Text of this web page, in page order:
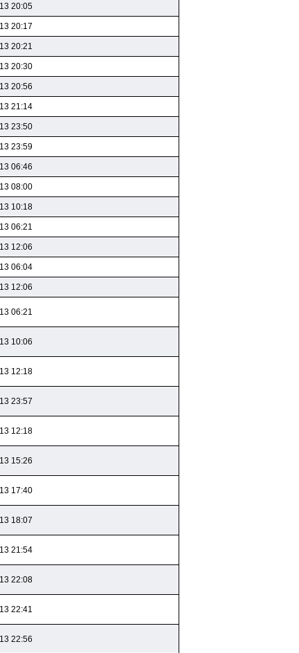
20:05
20:17
20:21
20:30
20:56
21:14
23:50
23:59
06:46
08:00
10:18
06:21
12:06
06:04
12:06
06:21
10:06
12:18
23:57
12:18
15:26
17:40
18:07
21:54
22:08
22:41
22:56